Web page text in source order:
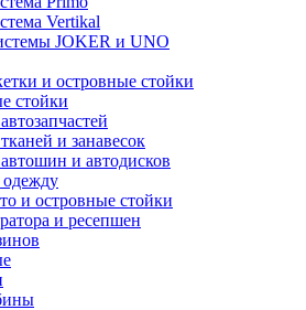
Vertikal
JOKER и UNO
и островные стойки
стойки
и занавесок
и автодисков
и островные стойки
и ресепшен